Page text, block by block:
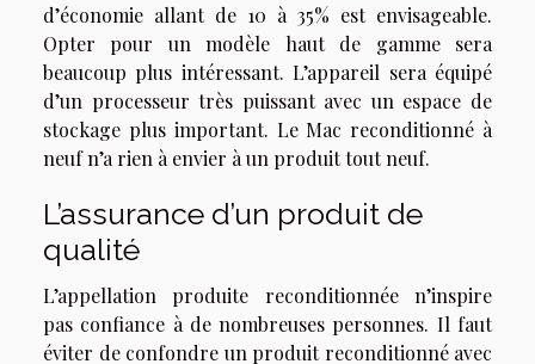
d’économie allant de 10 à 35% est envisageable.
Opter pour un modèle haut de gamme sera
beaucoup plus intéressant. L’appareil sera équipé
d’un processeur très puissant avec un espace de
stockage plus important. Le Mac reconditionné à
neuf n’a rien à envier à un produit tout neuf.
L’assurance d’un produit de
qualité
L’appellation produite reconditionnée n’inspire
pas confiance à de nombreuses personnes. Il faut
éviter de confondre un produit reconditionné avec